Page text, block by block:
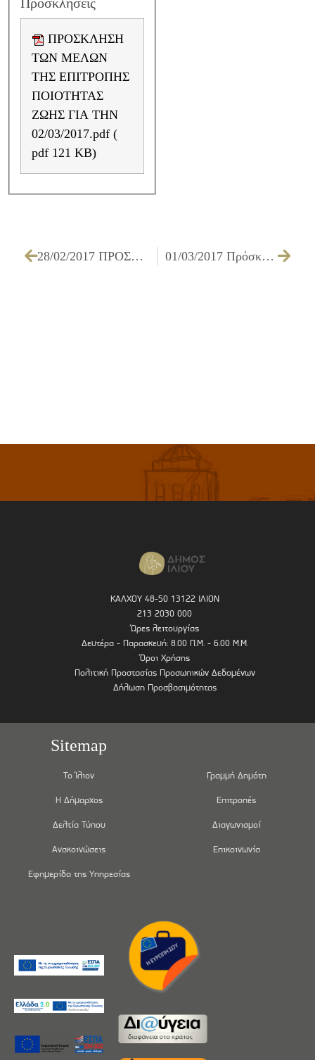
ΤΩΝ ΜΕΛΩΝ
ΤΗΣ ΕΠΙΤΡΟΠΗΣ
ΠΟΙΟΤΗΤΑΣ
ΖΩΗΣ ΓΙΑ ΤΗΝ
02/03/2017.pdf (
pdf 121 KB)
28/02/2017 ΠΡΟΣΚΛΗΣΗ ΤΩΝ ΜΕΛΩΝ ΤΗΣ ΟΙΚΟΝΟΜΙΚΗΣ ΕΠΙΤΡΟΠΗΣ ΓΙΑ ΤΗΝ 02/03/2017 01/03/2017 Πρόσκληση εκδήλωσης ενδιαφέροντος για συμμετοχή στην έκθεση βιβλίου που διοργανώνει ο Δήμος Ιλίου
ΚΑΛΧΟΥ 48-50 13122 ΙΛΙΟΝ
213 2030 000
Ώρες λειτουργίας
Δευτέρα - Παρασκευή: 8.00 Π.Μ. - 6.00 Μ.Μ.
Όροι Χρήσης
Πολιτική Προστασίας Προσωπικών Δεδομένων
Δήλωση Προσβασιμότητας
Sitemap
Το Ίλιον
Η Δήμαρχος
Δελτία Τύπου
Ανακοινώσεις
Εφημερίδα της Υπηρεσίας
Γραμμή Δημότη
Επιτροπές
Διαγωνισμοί
Επικοινωνία